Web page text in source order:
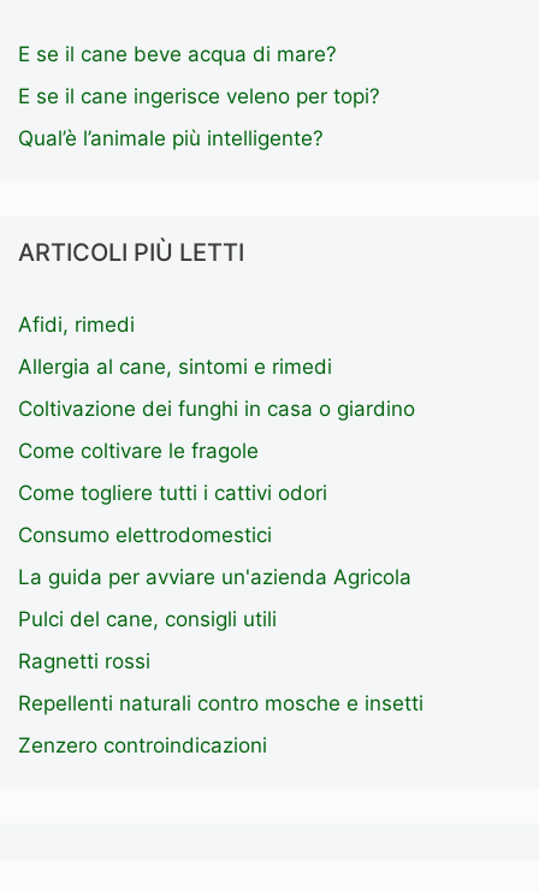
E se il cane beve acqua di mare?
E se il cane ingerisce veleno per topi?
Qual’è l’animale più intelligente?
ARTICOLI PIÙ LETTI
Afidi, rimedi
Allergia al cane, sintomi e rimedi
Coltivazione dei funghi in casa o giardino
Come coltivare le fragole
Come togliere tutti i cattivi odori
Consumo elettrodomestici
La guida per avviare un'azienda Agricola
Pulci del cane, consigli utili
Ragnetti rossi
Repellenti naturali contro mosche e insetti
Zenzero controindicazioni